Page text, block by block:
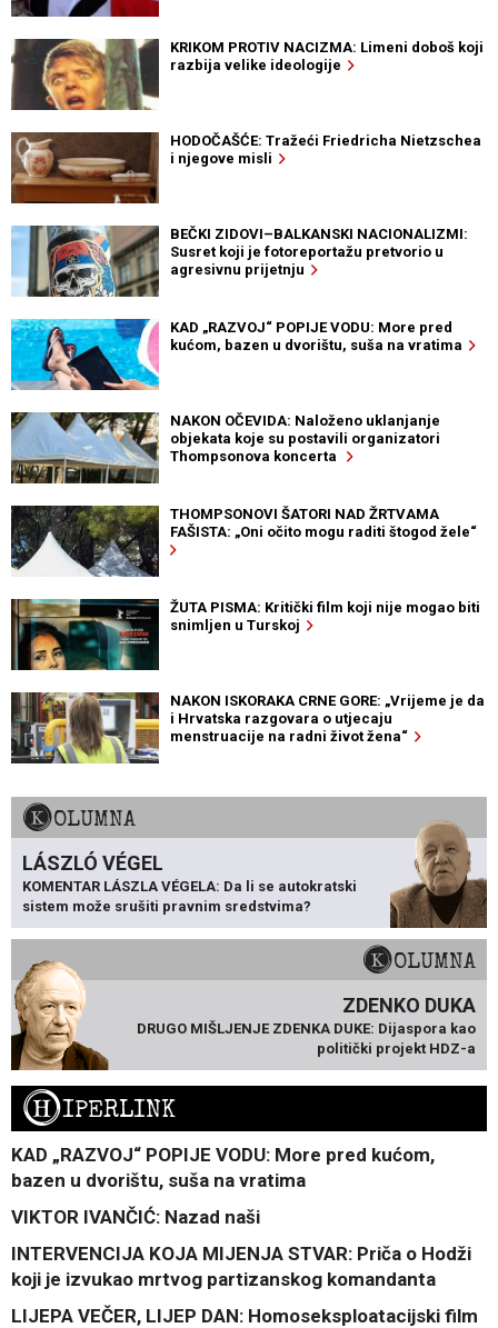
KRIKOM PROTIV NACIZMA: Limeni doboš koji
razbija velike ideologije
HODOČAŠĆE: Tražeći Friedricha Nietzschea
i njegove misli
BEČKI ZIDOVI–BALKANSKI NACIONALIZMI:
Susret koji je fotoreportažu pretvorio u
agresivnu prijetnju
KAD „RAZVOJ“ POPIJE VODU: More pred
kućom, bazen u dvorištu, suša na vratima
NAKON OČEVIDA: Naloženo uklanjanje
objekata koje su postavili organizatori
Thompsonova koncerta
THOMPSONOVI ŠATORI NAD ŽRTVAMA
FAŠISTA: „Oni očito mogu raditi štogod žele“
ŽUTA PISMA: Kritički film koji nije mogao biti
snimljen u Turskoj
NAKON ISKORAKA CRNE GORE: „Vrijeme je da
i Hrvatska razgovara o utjecaju
menstruacije na radni život žena“
KOLUMNA
LÁSZLÓ VÉGEL
KOMENTAR LÁSZLA VÉGELA: Da li se autokratski
sistem može srušiti pravnim sredstvima?
KOLUMNA
ZDENKO DUKA
DRUGO MIŠLJENJE ZDENKA DUKE: Dijaspora kao
politički projekt HDZ-a
HIPERLINK
KAD „RAZVOJ“ POPIJE VODU: More pred kućom,
bazen u dvorištu, suša na vratima
VIKTOR IVANČIĆ: Nazad naši
INTERVENCIJA KOJA MIJENJA STVAR: Priča o Hodži
koji je izvukao mrtvog partizanskog komandanta
LIJEPA VEČER, LIJEP DAN: Homoseksploatacijski film